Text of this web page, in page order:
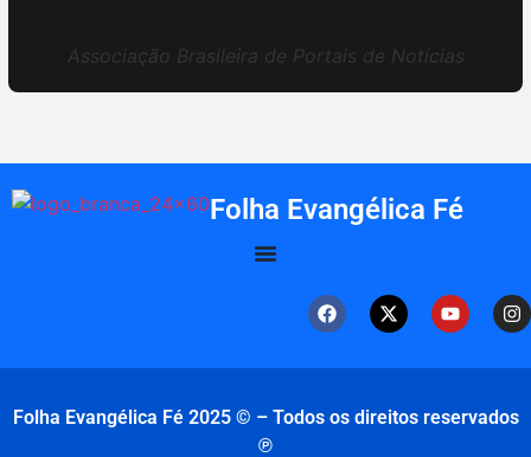
Associação Brasileira de Portais de Notícias
Folha Evangélica Fé
Folha Evangélica Fé 2025 © – Todos os direitos reservados
℗